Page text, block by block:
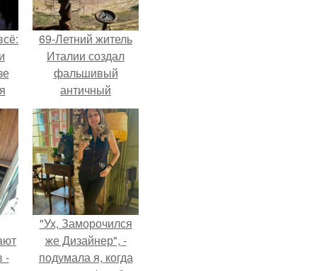
69-Летний житель
Италии создал
фальшивый
античный
амфитеатр и
долгое время
успешно выдавал
его за настоящее
историческое
наследие.
-
"Ух, Заморочился
же Дизайнер", -
подумала я, когда